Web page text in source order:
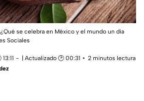
se celebra en México y el mundo un día
Sociales
| Actualizado 🕑 00:31
2 minutos lectura